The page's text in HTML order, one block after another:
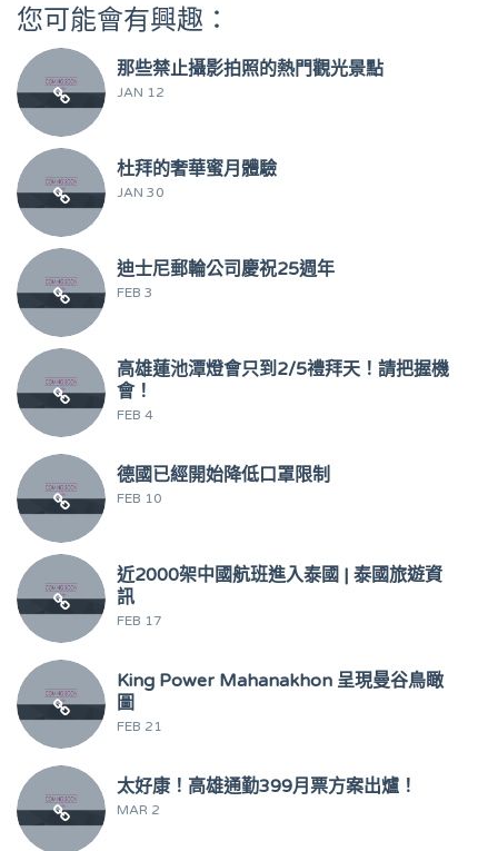
您可能會有興趣：
那些禁止攝影拍照的熱門觀光景點
JAN 12
杜拜的奢華蜜月體驗
JAN 30
迪士尼郵輪公司慶祝25週年
FEB 3
高雄蓮池潭燈會只到2/5禮拜天！請把握機
會！
FEB 4
德國已經開始降低口罩限制
FEB 10
近2000架中國航班進入泰國 | 泰國旅遊資
訊
FEB 17
King Power Mahanakhon 呈現曼谷鳥瞰
圖
FEB 21
太好康！高雄通勤399月票方案出爐！
MAR 2